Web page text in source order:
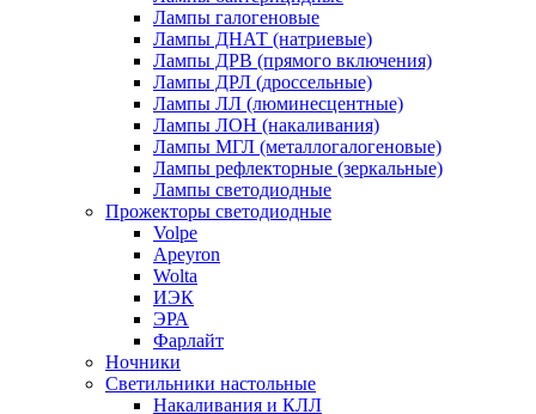
Лампы галогеновые
Лампы ДНАТ (натриевые)
Лампы ДРВ (прямого включения)
Лампы ДРЛ (дроссельные)
Лампы ЛЛ (люминесцентные)
Лампы ЛОН (накаливания)
Лампы МГЛ (металлогалогеновые)
Лампы рефлекторные (зеркальные)
Лампы светодиодные
Прожекторы светодиодные
Volpe
Apeyron
Wolta
ИЭК
ЭРА
Фарлайт
Ночники
Светильники настольные
Накаливания и КЛЛ